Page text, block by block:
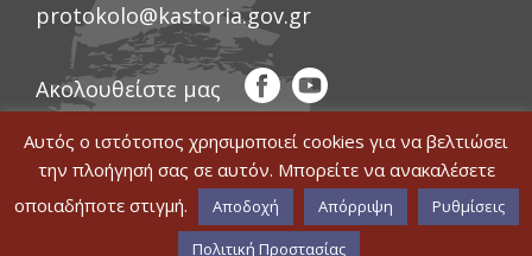
protokolo@kastoria.gov.gr
Ακολουθείστε μας
© COPYRIGHT ΔΗΜΟΣ ΚΑΣΤΟΡΙΑΣ 2020
WEB DEVELOPMENT BY ΕΓΚΡΙΤΟΣ
GRAPHICS DESIGN BY CIRCUS
Δήλωση Προσβασιμότητας
Αυτός ο ιστότοπος χρησιμοποιεί cookies για να βελτιώσει
την πλοήγησή σας σε αυτόν. Μπορείτε να ανακαλέσετε
οποιαδήποτε στιγμή.
Αποδοχή Απόρριψη
Ρυθμίσεις
Πολιτική Προστασίας